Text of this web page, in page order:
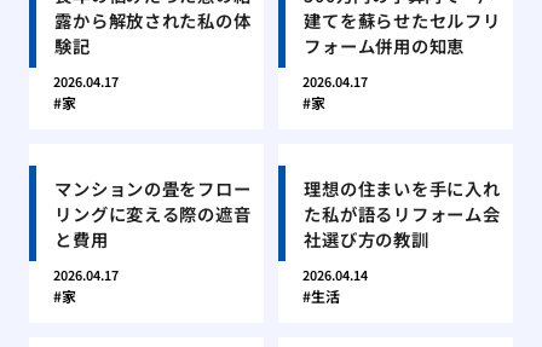
露から解放された私の体
験記
2026.04.17
家
建てを蘇らせたセルフリ
フォーム併用の知恵
2026.04.17
家
マンションの畳をフロー
リングに変える際の遮音
と費用
2026.04.17
家
理想の住まいを手に入れ
た私が語るリフォーム会
社選び方の教訓
2026.04.14
生活